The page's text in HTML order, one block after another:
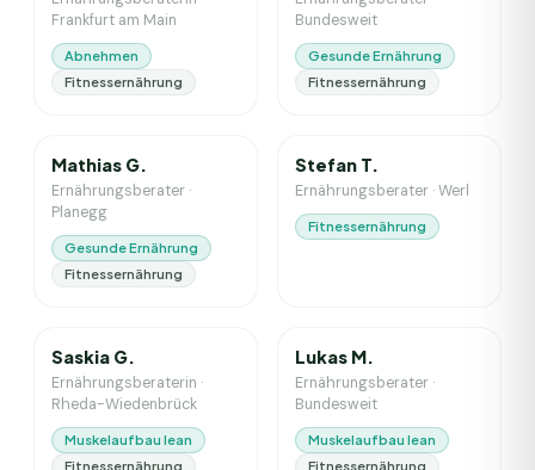
Frankfurt am Main
Abnehmen
Fitnessernährung
Bundesweit
Gesunde Ernährung
Fitnessernährung
Mathias G.
Ernährungsberater ·
Planegg
Gesunde Ernährung
Fitnessernährung
Stefan T.
Ernährungsberater ·Werl
Fitnessernährung
Saskia G.
Ernährungsberaterin ·
Rheda-Wiedenbrück
Muskelaufbau lean
Fitnessernährung
Lukas M.
Ernährungsberater ·
Bundesweit
Muskelaufbau lean
Fitnessernährung